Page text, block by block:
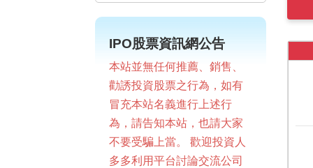
IPO股票資訊網公告
本站並無任何推薦、銷售、
勸誘投資股票之行為，如有
冒充本站名義進行上述行
為，請告知本站，也請大家
不要受騙上當。 歡迎投資人
多多利用平台討論交流公司